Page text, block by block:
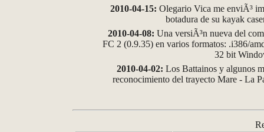
2010-04-15: Olegario Vica me enviÃ³
botadura de su kayak
2010-04-08: Una versiÃ³n nueva del
FC 2 (0.9.35) en varios formatos: .i386/
32 bit
2010-04-02: Los Battainos y algunos
reconocimiento del trayecto Mare - La